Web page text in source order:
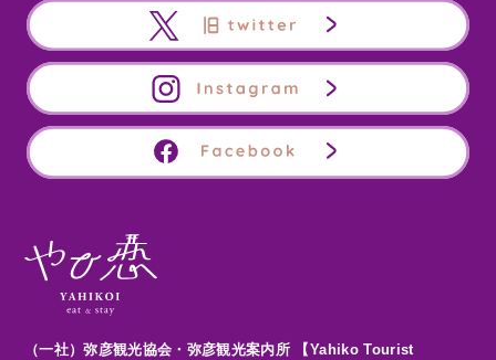
（一社）弥彦観光協会・弥彦観光案内所 【Yahiko Tourist